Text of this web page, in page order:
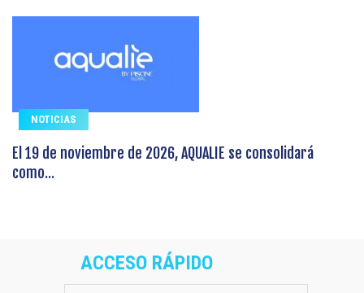
NOTICIAS
El 19 de noviembre de 2026, AQUALIE se consolidará
como...
ACCESO RÁPIDO